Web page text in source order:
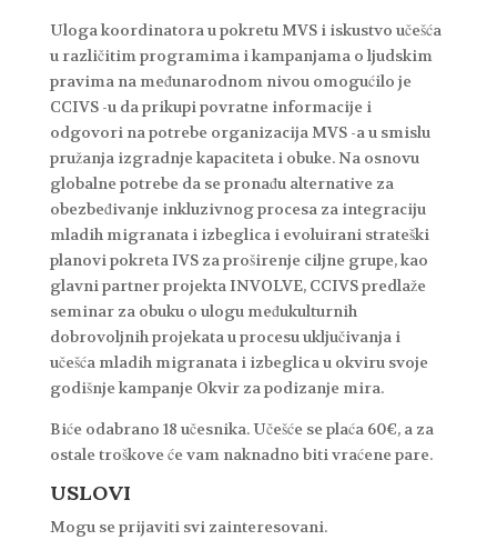
Uloga koordinatora u pokretu MVS i iskustvo učešća
u različitim programima i kampanjama o ljudskim
pravima na međunarodnom nivou omogućilo je
CCIVS -u da prikupi povratne informacije i
odgovori na potrebe organizacija MVS -a u smislu
pružanja izgradnje kapaciteta i obuke. Na osnovu
globalne potrebe da se pronađu alternative za
obezbeđivanje inkluzivnog procesa za integraciju
mladih migranata i izbeglica i evoluirani strateški
planovi pokreta IVS za proširenje ciljne grupe, kao
glavni partner projekta INVOLVE, CCIVS predlaže
seminar za obuku o ulogu međukulturnih
dobrovoljnih projekata u procesu uključivanja i
učešća mladih migranata i izbeglica u okviru svoje
godišnje kampanje Okvir za podizanje mira.
Biće odabrano 18 učesnika. Učešće se plaća 60€, a za
ostale troškove će vam naknadno biti vraćene pare.
USLOVI
Mogu se prijaviti svi zainteresovani.